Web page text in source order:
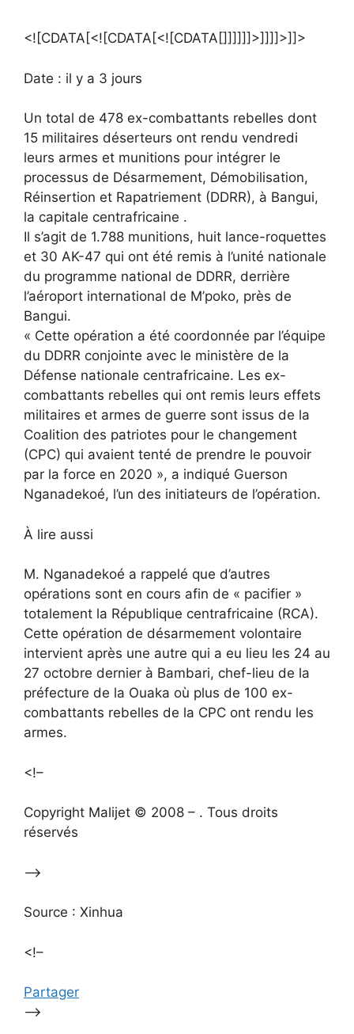
<![CDATA[<![CDATA[<![CDATA[]]]]]]>]]]]>]]>
Date : il y a 3 jours
Un total de 478 ex-combattants rebelles dont
15 militaires déserteurs ont rendu vendredi
leurs armes et munitions pour intégrer le
processus de Désarmement, Démobilisation,
Réinsertion et Rapatriement (DDRR), à Bangui,
la capitale centrafricaine .
Il s’agit de 1.788 munitions, huit lance-roquettes
et 30 AK-47 qui ont été remis à l’unité nationale
du programme national de DDRR, derrière
l’aéroport international de M’poko, près de
Bangui.
« Cette opération a été coordonnée par l’équipe
du DDRR conjointe avec le ministère de la
Défense nationale centrafricaine. Les ex-
combattants rebelles qui ont remis leurs effets
militaires et armes de guerre sont issus de la
Coalition des patriotes pour le changement
(CPC) qui avaient tenté de prendre le pouvoir
par la force en 2020 », a indiqué Guerson
Nganadekoé, l’un des initiateurs de l’opération.
À lire aussi
M. Nganadekoé a rappelé que d’autres
opérations sont en cours afin de « pacifier »
totalement la République centrafricaine (RCA).
Cette opération de désarmement volontaire
intervient après une autre qui a eu lieu les 24 au
27 octobre dernier à Bambari, chef-lieu de la
préfecture de la Ouaka où plus de 100 ex-
combattants rebelles de la CPC ont rendu les
armes.
<!–
Copyright Malijet © 2008 – . Tous droits
réservés
–>
Source : Xinhua
<!–
Partager
–>